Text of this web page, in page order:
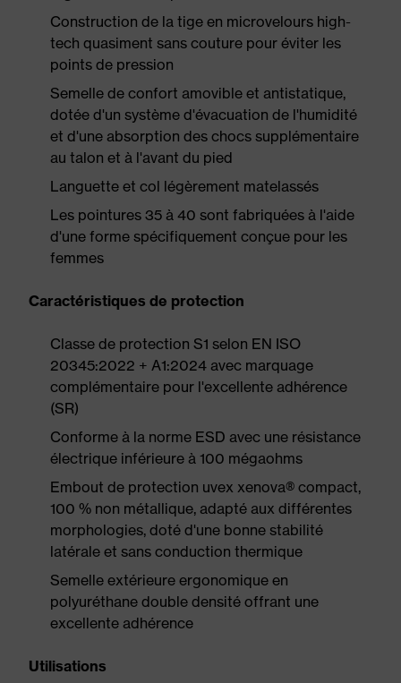
Construction de la tige en microvelours high-
tech quasiment sans couture pour éviter les
points de pression
Semelle de confort amovible et antistatique,
dotée d'un système d'évacuation de l'humidité
et d'une absorption des chocs supplémentaire
au talon et à l'avant du pied
Languette et col légèrement matelassés
Les pointures 35 à 40 sont fabriquées à l'aide
d'une forme spécifiquement conçue pour les
femmes
Caractéristiques de protection
Classe de protection S1 selon EN ISO
20345:2022 + A1:2024 avec marquage
complémentaire pour l'excellente adhérence
(SR)
Conforme à la norme ESD avec une résistance
électrique inférieure à 100 mégaohms
Embout de protection uvex xenova® compact,
100 % non métallique, adapté aux différentes
morphologies, doté d'une bonne stabilité
latérale et sans conduction thermique
Semelle extérieure ergonomique en
polyuréthane double densité offrant une
excellente adhérence
Utilisations